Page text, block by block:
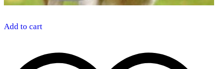
Add to cart